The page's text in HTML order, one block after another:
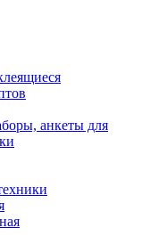
анкеты для